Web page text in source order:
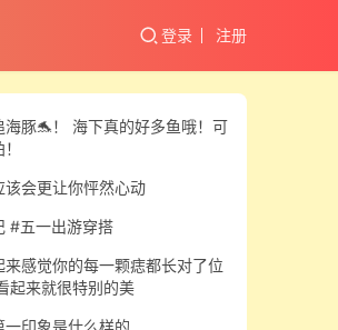
登录 注册
海豚🐬！ 海下真的好多鱼哦！可
该会更让你怦然心动
#五一出游穿搭
来感觉你的每一颗痣都长对了位
起来就很特别的美
一印象是什么样的